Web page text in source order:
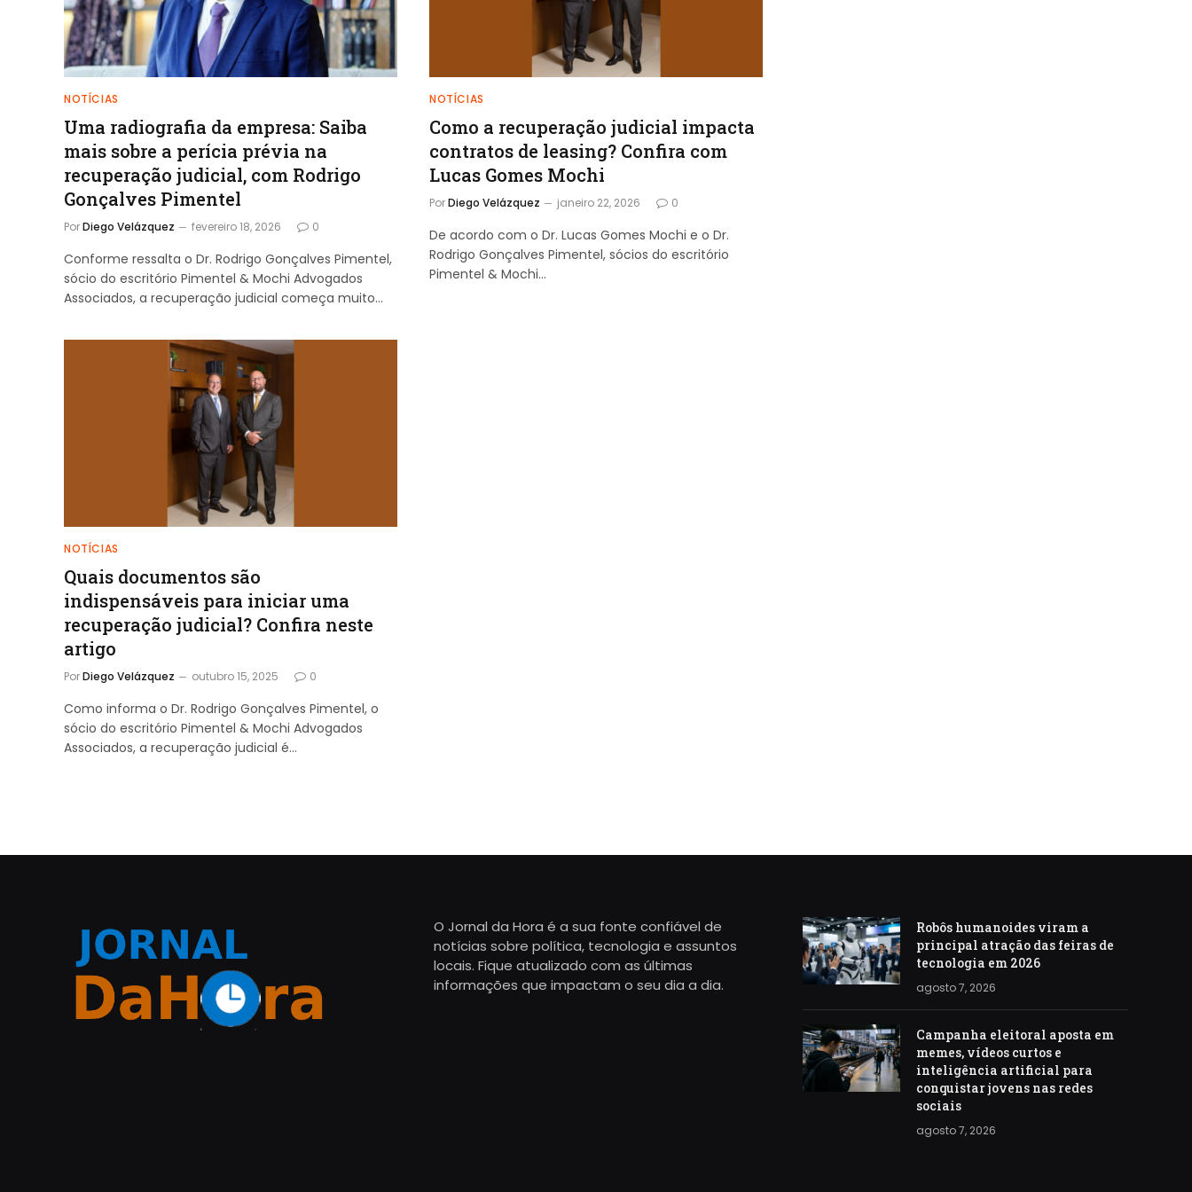
NOTÍCIAS
Uma radiografia da empresa: Saiba
mais sobre a perícia prévia na
recuperação judicial, com Rodrigo
Gonçalves Pimentel
PorDiego Velázquez fevereiro 18, 2026 0
Conforme ressalta o Dr. Rodrigo Gonçalves Pimentel,
sócio do escritório Pimentel & Mochi Advogados
Associados, a recuperação judicial começa muito…
NOTÍCIAS
Como a recuperação judicial impacta
contratos de leasing? Confira com
Lucas Gomes Mochi
PorDiego Velázquez janeiro 22, 2026 0
De acordo com o Dr. Lucas Gomes Mochi e o Dr.
Rodrigo Gonçalves Pimentel, sócios do escritório
Pimentel & Mochi…
NOTÍCIAS
Quais documentos são
indispensáveis para iniciar uma
recuperação judicial? Confira neste
artigo
PorDiego Velázquez outubro 15, 2025 0
Como informa o Dr. Rodrigo Gonçalves Pimentel, o
sócio do escritório Pimentel & Mochi Advogados
Associados, a recuperação judicial é…
O Jornal da Hora é a sua fonte confiável de
notícias sobre política, tecnologia e assuntos
locais. Fique atualizado com as últimas
informações que impactam o seu dia a dia.
Robôs humanoides viram a
principal atração das feiras de
tecnologia em 2026
agosto 7, 2026
Campanha eleitoral aposta em
memes, vídeos curtos e
inteligência artificial para
conquistar jovens nas redes
sociais
agosto 7, 2026